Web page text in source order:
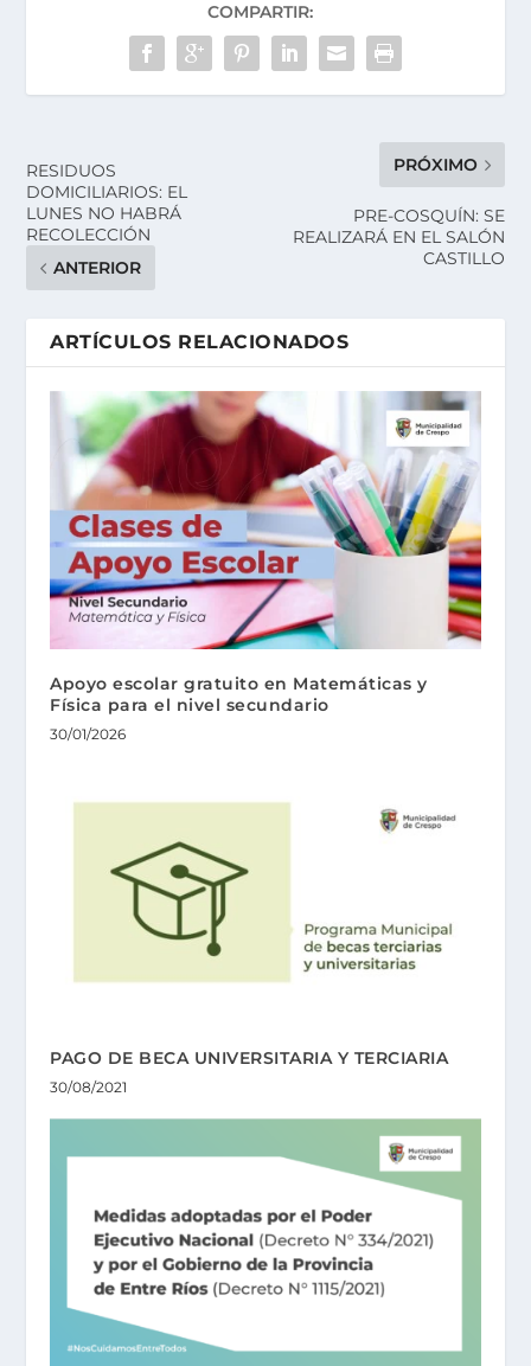
COMPARTIR:
RESIDUOS
DOMICILIARIOS: EL
LUNES NO HABRÁ
RECOLECCIÓN
ANTERIOR
PRÓXIMO
PRE-COSQUÍN: SE
REALIZARÁ EN EL SALÓN
CASTILLO
ARTÍCULOS RELACIONADOS
Apoyo escolar gratuito en Matemáticas y
Física para el nivel secundario
30/01/2026
PAGO DE BECA UNIVERSITARIA Y TERCIARIA
30/08/2021